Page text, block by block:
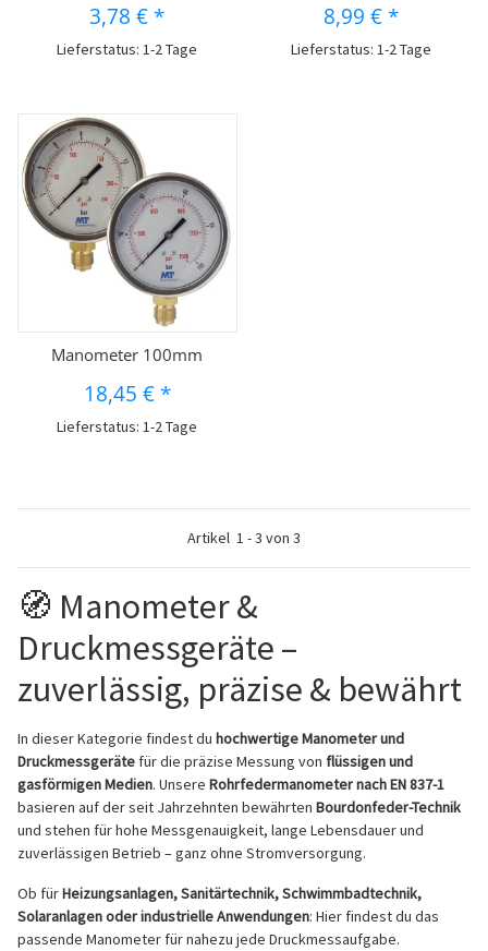
3,78 € *
Lieferstatus: 1-2 Tage
8,99 € *
Lieferstatus: 1-2 Tage
Manometer 100mm
18,45 € *
Lieferstatus: 1-2 Tage
Artikel 1 -3 von 3
🧭 Manometer &
Druckmessgeräte –
zuverlässig, präzise & bewährt
In dieser Kategorie findest du hochwertige Manometer und
Druckmessgeräte für die präzise Messung von flüssigen und
gasförmigen Medien. Unsere Rohrfedermanometer nach EN 837-1
basieren auf der seit Jahrzehnten bewährten Bourdonfeder-Technik
und stehen für hohe Messgenauigkeit, lange Lebensdauer und
zuverlässigen Betrieb – ganz ohne Stromversorgung.
Ob fürHeizungsanlagen, Sanitärtechnik, Schwimmbadtechnik,
Solaranlagen oder industrielle Anwendungen: Hier findest du das
passende Manometer für nahezu jede Druckmessaufgabe.